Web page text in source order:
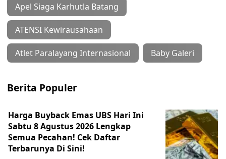
Apel Siaga Karhutla Batang
ATENSI Kewirausahaan
Atlet Paralayang Internasional Baby Galeri
Berita Populer
Harga Buyback Emas UBS Hari Ini
Sabtu 8 Agustus 2026 Lengkap
Semua Pecahan! Cek Daftar
Terbarunya Di Sini!